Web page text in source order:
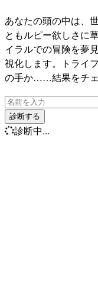
あなたの頭の中は、
ともルピー欲しさに
イラルでの冒険を夢
視化します。トライ
の手か……結果をチェ
診断する
診断中...